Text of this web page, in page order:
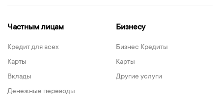
Частным лицам
Кредит для всех
Карты
Вклады
Денежные переводы
Бизнесу
Бизнес Кредиты
Карты
Другие услуги